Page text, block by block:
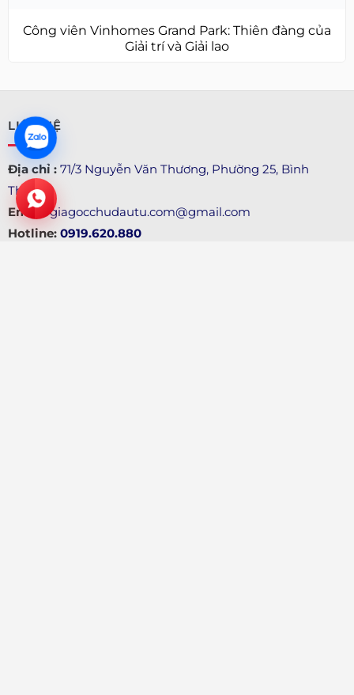
Công viên Vinhomes Grand Park: Thiên đàng của
Giải trí và Giải lao
LIÊN HỆ
Địa chỉ : 71/3 Nguyễn Văn Thương, Phường 25, Bình
Thạnh
Email:
giagocchudautu.com@gmail.com
Hotline: 0919.620.880